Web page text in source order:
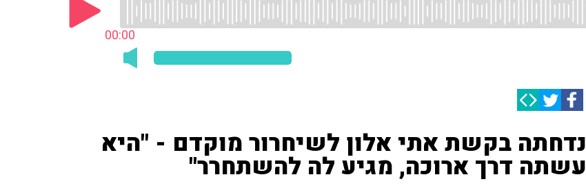
00:00
נדחתה בקשת אתי אלון לשיחרור מוקדם - "היא
עשתה דרך ארוכה, מגיע לה להשתחרר"